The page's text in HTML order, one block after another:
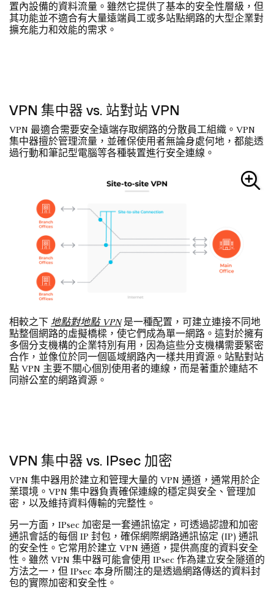
置內設備的資料流量。雖然它提供了基本的安全性層級，但
其功能並不適合有大量遠端員工或多站點網路的大型企業對
擴充能力和效能的需求。
VPN 集中器 vs. 站對站 VPN
VPN 最適合需要安全遠端存取網路的分散員工組織。VPN
集中器擅於管理流量，並確保使用者無論身處何地，都能透
過行動和筆記型電腦等各種裝置進行安全連線。
相較之下 地點對地點 VPN是一種配置，可建立連接不同地
點整個網路的虛擬橋樑，使它們成為單一網路。這對於擁有
多個分支機構的企業特別有用，因為這些分支機構需要緊密
合作，並像位於同一個區域網路內一樣共用資源。站點對站
點 VPN 主要不關心個別使用者的連線，而是著重於連結不
同辦公室的網路資源。
VPN 集中器 vs. IPsec 加密
VPN 集中器用於建立和管理大量的 VPN 通道，通常用於企
業環境。VPN 集中器負責確保連線的穩定與安全、管理加
密，以及維持資料傳輸的完整性。
另一方面，IPsec 加密是一套通訊協定，可透過認證和加密
通訊會話的每個 IP 封包，確保網際網路通訊協定 (IP) 通訊
的安全性。它常用於建立 VPN 通道，提供高度的資料安全
性。雖然 VPN 集中器可能會使用 IPsec 作為建立安全隧道的
方法之一，但 IPsec 本身所關注的是透過網路傳送的資料封
包的實際加密和安全性。